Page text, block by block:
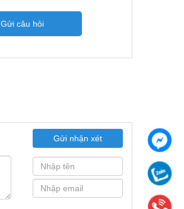
Gửi câu hỏi
Gửi nhận xét